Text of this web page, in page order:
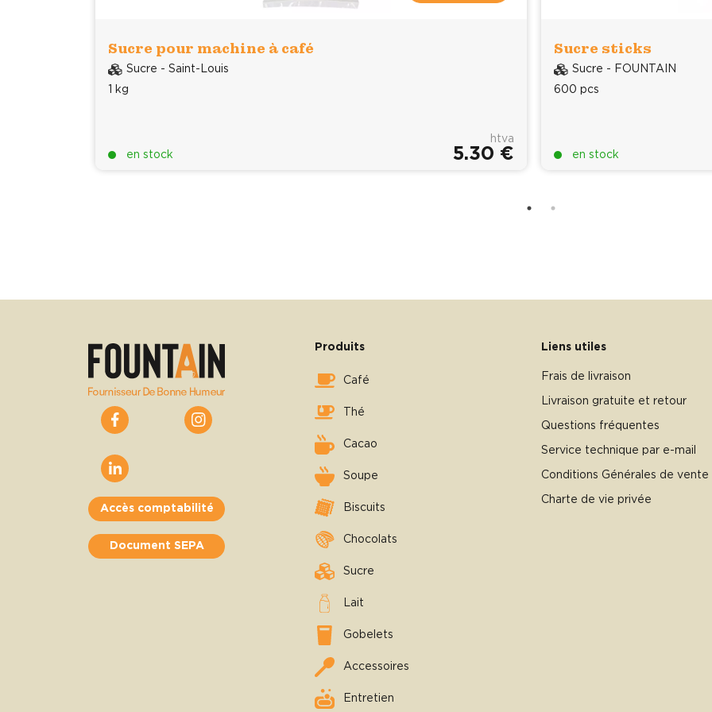
Sucre pour machine à café
Sucre - Saint-Louis
1 kg
en stock
htva
5.30 €
Sucre sticks
Sucre - FOUNTAIN
600 pcs
en stock
Accès comptabilité
Document SEPA
Produits
Café
Thé
Cacao
Soupe
Biscuits
Chocolats
Sucre
Lait
Gobelets
Accessoires
Entretien
Liens utiles
Frais de livraison
Livraison gratuite et retour
Questions fréquentes
Service technique par e-mail
Conditions Générales de vente
Charte de vie privée